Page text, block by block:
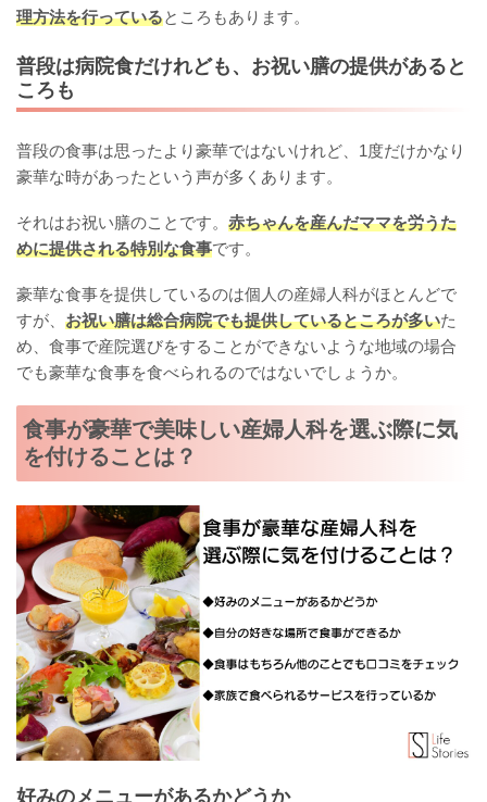
理方法を行っているところもあります。
普段は病院食だけれども、お祝い膳の提供があると
ころも
普段の食事は思ったより豪華ではないけれど、1度だけかなり
豪華な時があったという声が多くあります。
それはお祝い膳のことです。 赤ちゃんを産んだママを労うた
めに提供される特別な食事です。
豪華な食事を提供しているのは個人の産婦人科がほとんどで
すが、 お祝い膳は総合病院でも提供しているところが多いた
め、食事で産院選びをすることができないような地域の場合
でも豪華な食事を食べられるのではないでしょうか。
食事が豪華で美味しい産婦人科を選ぶ際に気
を付けることは？
好みのメニューがあるかどうか